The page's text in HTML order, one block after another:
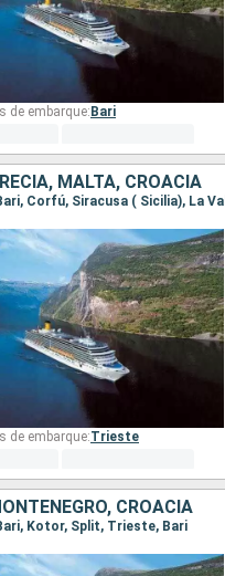
de embarque: Bari
MALTA, CROACIA
Corfú, Siracusa ( Sicilia), La
de embarque:Trieste
CROACIA
Kotor, Split, Trieste, Bari